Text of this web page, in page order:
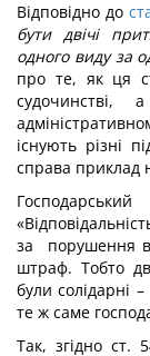
Відповідно до
бути двічі
одного виду за
про те, як ця
судочинстві, а
існують різні
справа приклад
за порушення
штраф. Тобто
були солідарні
те ж саме
Так, згідно